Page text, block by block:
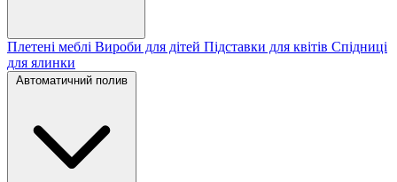
Плетені меблі Вироби для дітей Підставки для квітів Спідниці
для ялинки
Автоматичний полив